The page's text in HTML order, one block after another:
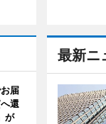
最新ニ
届
還
が